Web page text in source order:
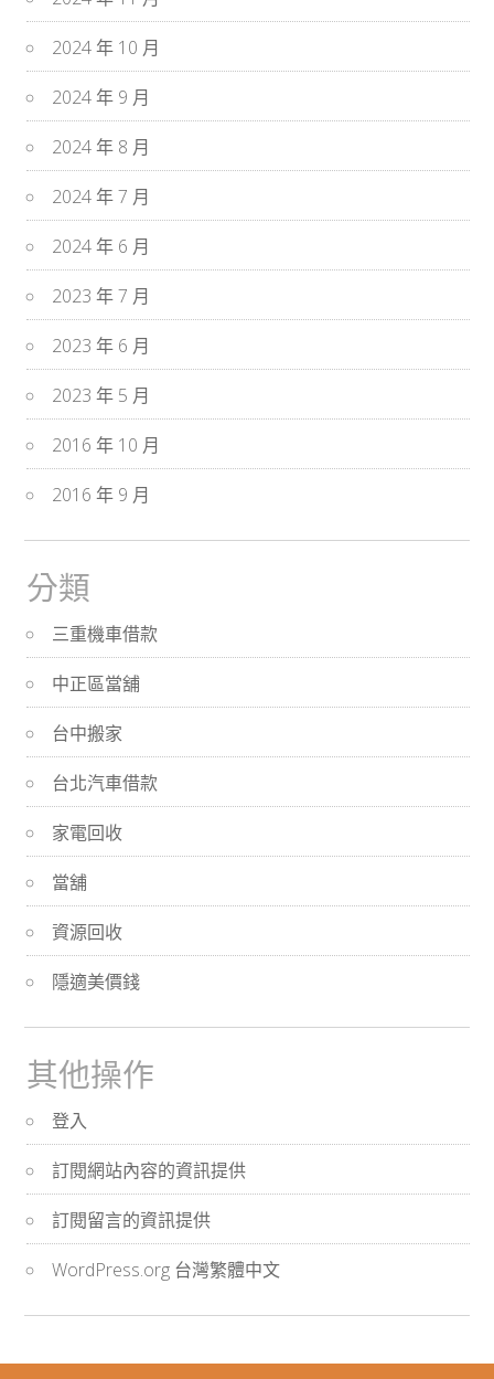
2024 年 10 月
2024 年 9 月
2024 年 8 月
2024 年 7 月
2024 年 6 月
2023 年 7 月
2023 年 6 月
2023 年 5 月
2016 年 10 月
2016 年 9 月
分類
三重機車借款
中正區當舖
台中搬家
台北汽車借款
家電回收
當舖
資源回收
隱適美價錢
其他操作
登入
訂閱網站內容的資訊提供
訂閱留言的資訊提供
WordPress.org 台灣繁體中文